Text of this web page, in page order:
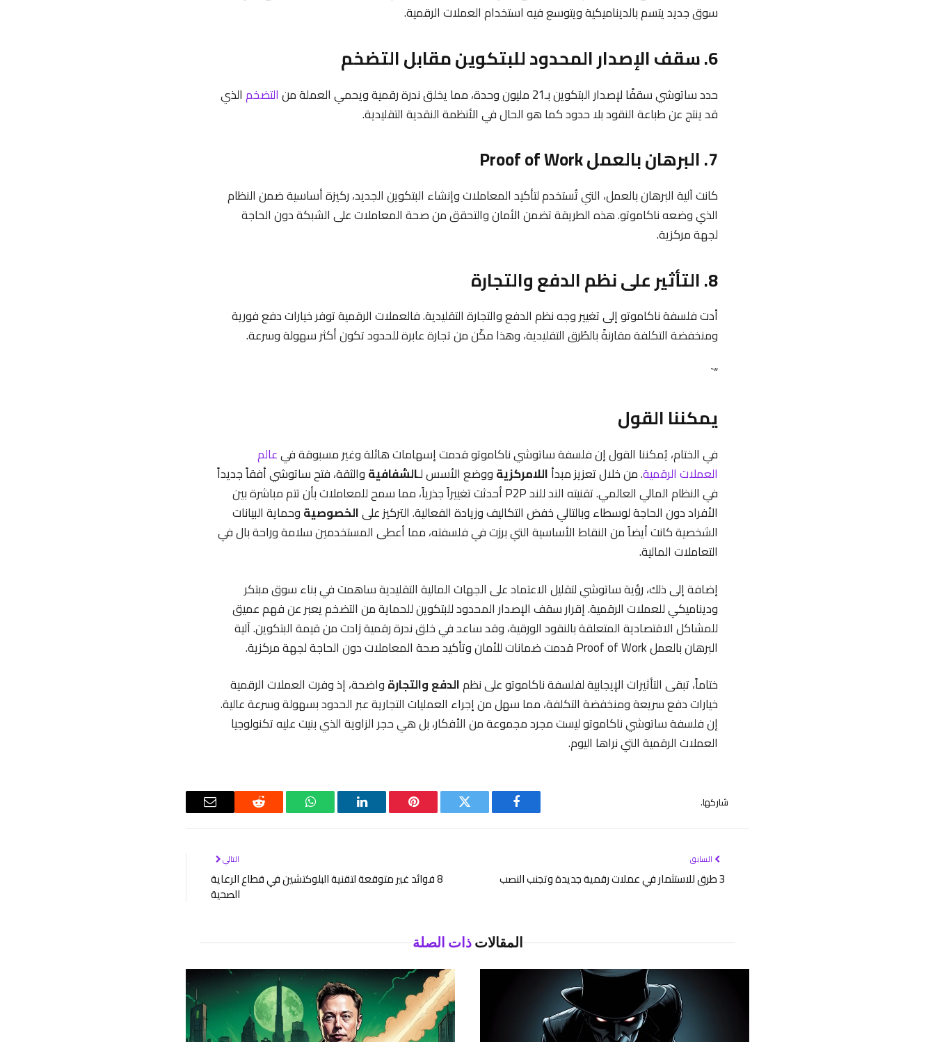
سوق جديد يتسم بالديناميكية ويتوسع فيه استخدام العملات الرقمية.
6. سقف الإصدار المحدود للبتكوين مقابل التضخم
حدد ساتوشي سقفًا لإصدار البتكوين بـ21 مليون وحدة، مما يخلق ندرة رقمية ويحمي العملة من التضخمالذي
قد ينتج عن طباعة النقود بلا حدود كما هو الحال في الأنظمة النقدية التقليدية.
7. البرهان بالعمل Proof of Work
كانت آلية البرهان بالعمل، التي تُستخدم لتأكيد المعاملات وإنشاء البتكوين الجديد، ركيزة أساسية ضمن النظام
الذي وضعه ناكاموتو. هذه الطريقة تضمن الأمان والتحقق من صحة المعاملات على الشبكة دون الحاجة
لجهة مركزية.
8. التأثير على نظم الدفع والتجارة
أدت فلسفة ناكاموتو إلى تغيير وجه نظم الدفع والتجارة التقليدية. فالعملات الرقمية توفر خيارات دفع فورية
ومنخفضة التكلفة مقارنةً بالطُرق التقليدية، وهذا مكّن من تجارة عابرة للحدود تكون أكثر سهولة وسرعة.
“`
يمكننا القول
في الختام، يُمكننا القول إن فلسفة ساتوشي ناكاموتو قدمت إسهامات هائلة وغير مسبوقة فيعالم
العملات الرقمية. من خلال تعزيز مبدأاللامركزيةووضع الأسس لـالشفافيةوالثقة، فتح ساتوشي أفقاً جديداً
في النظام المالي العالمي. تقنيته الند للند P2P أحدثت تغييراً جذرياً، مما سمح للمعاملات بأن تتم مباشرة بين
الأفراد دون الحاجة لوسطاء وبالتالي خفض التكاليف وزيادة الفعالية. التركيز علىالخصوصيةوحماية البيانات
الشخصية كانت أيضاً من النقاط الأساسية التي برزت في فلسفته، مما أعطى المستخدمين سلامة وراحة بال في
التعاملات المالية.
إضافة إلى ذلك، رؤية ساتوشي لتقليل الاعتماد على الجهات المالية التقليدية ساهمت في بناء سوق مبتكر
وديناميكي للعملات الرقمية. إقرار سقف الإصدار المحدود للبتكوين للحماية من التضخم يعبر عن فهم عميق
للمشاكل الاقتصادية المتعلقة بالنقود الورقية، وقد ساعد في خلق ندرة رقمية زادت من قيمة البتكوين. آلية
البرهان بالعمل Proof of Work قدمت ضمانات للأمان وتأكيد صحة المعاملات دون الحاجة لجهة مركزية.
ختاماً، تبقى التأثيرات الإيجابية لفلسفة ناكاموتو على نظمالدفع والتجارةواضحة، إذ وفرت العملات الرقمية
خيارات دفع سريعة ومنخفضة التكلفة، مما سهل من إجراء العمليات التجارية عبر الحدود بسهولة وسرعة عالية.
إن فلسفة ساتوشي ناكاموتو ليست مجرد مجموعة من الأفكار، بل هي حجر الزاوية الذي بنيت عليه تكنولوجيا
العملات الرقمية التي نراها اليوم.
شاركها.
فيسبوك تويتر بينتيريستلينكدإن واتساب رديت
البريد
السابق
3 طرق للاستثمار في عملات رقمية جديدة وتجنب النصب
التالي
8 فوائد غير متوقعة لتقنية البلوكتشين في قطاع الرعاية
الصحية
المقالاتذات الصلة